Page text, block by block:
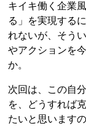
キイキ働く企業
る」を実現する
れないが、そう
やアクションを
か。
次回は、この自
を、どうすれば
たいと思います